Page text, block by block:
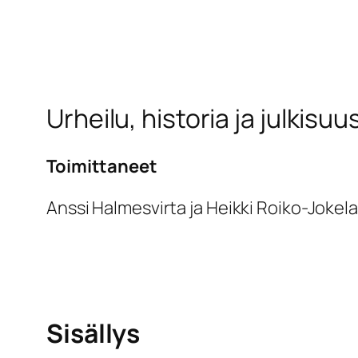
Urheilu, historia ja
Toimittaneet
Anssi Halmesvirta ja Heikki Roiko-Jokela
Sisällys